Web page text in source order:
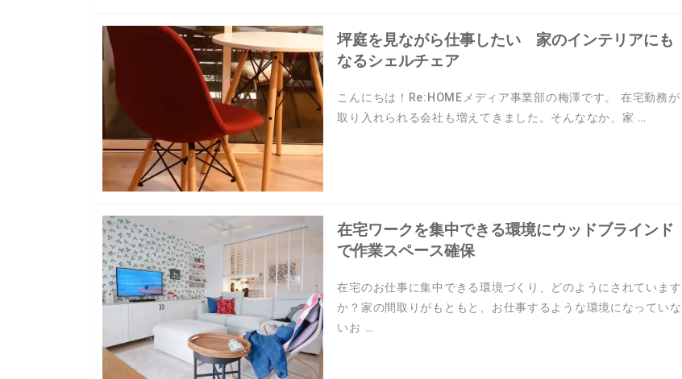
坪庭を見ながら仕事したい 家のインテリアにも
なるシェルチェア
こんにちは！Re:HOMEメディア事業部の梅澤です。 在宅勤務が
取り入れられる会社も増えてきました。そんななか、家 …
在宅ワークを集中できる環境にウッドブラインド
で作業スペース確保
在宅のお仕事に集中できる環境づくり、どのようにされています
か？家の間取りがもともと、お仕事するような環境になっていな
いお …